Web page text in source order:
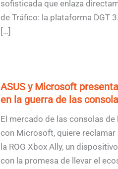
sofisticada que enlaza
de Tráfico: la plataforma DGT
[…]
ASUS y Microsoft
en la guerra de las
El mercado de las consolas de
con Microsoft, quiere
la ROG Xbox Ally, un
con la promesa de llevar el